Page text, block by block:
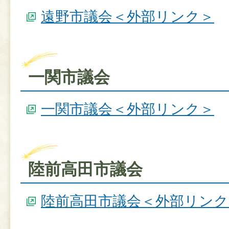
遠野市議会＜外部リンク＞
一関市議会
一関市議会＜外部リンク＞
陸前高田市議会
陸前高田市議会＜外部リン